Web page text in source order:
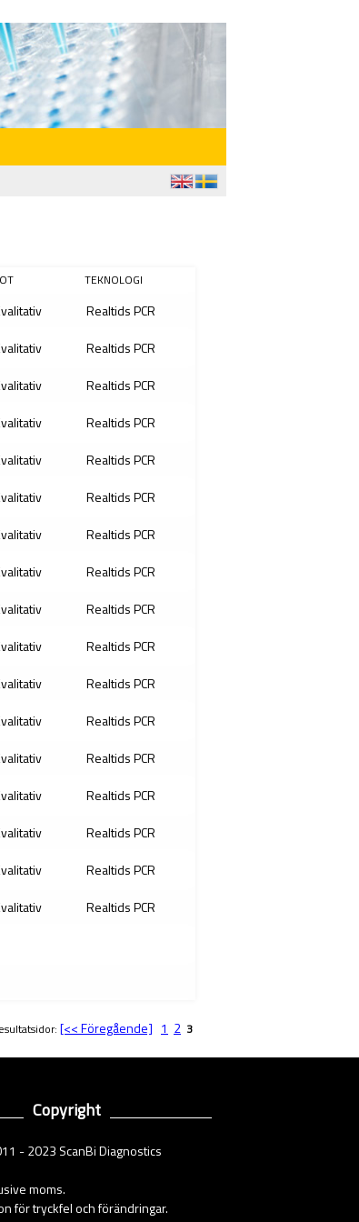
TEKNOLOGI
Realtids PCR
Realtids PCR
Realtids PCR
Realtids PCR
Realtids PCR
Realtids PCR
Realtids PCR
Realtids PCR
Realtids PCR
Realtids PCR
Realtids PCR
Realtids PCR
Realtids PCR
Realtids PCR
Realtids PCR
Realtids PCR
Realtids PCR
[<< Föregående] 1 2 3
Copyright
- 2023 ScanBi Diagnostics
moms.
för tryckfel och förändringar.